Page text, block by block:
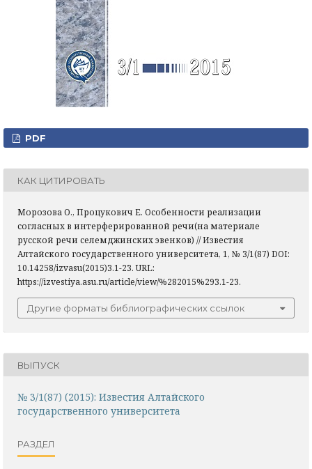
PDF
КАК ЦИТИРОВАТЬ
Морозова О., Процукович Е. Особенности реализации
согласных в интерферированной речи(на материале
русской речи селемджинских эвенков) // Известия
Алтайского государственного университета, 1, № 3/1(87) DOI:
10.14258/izvasu(2015)3.1-23. URL:
https://izvestiya.asu.ru/article/view/%282015%293.1-23.
Другие форматы библиографических ссылок
ВЫПУСК
№ 3/1(87) (2015): Известия Алтайского
государственного университета
РАЗДЕЛ